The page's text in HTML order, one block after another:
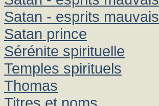
Satan - esprits mauvais
Satan prince
Sérénite spirituelle
Temples spirituels
Thomas